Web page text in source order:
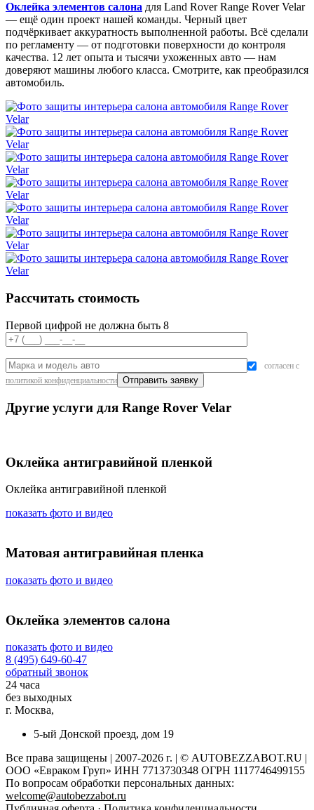
Оклейка элементов салона для Land Rover Range Rover Velar
— ещё один проект нашей команды. Черный цвет
подчёркивает аккуратность выполненной работы. Всё сделали
по регламенту — от подготовки поверхности до контроля
качества. 12 лет опыта и тысячи ухоженных авто — нам
доверяют машины любого класса. Смотрите, как преобразился
автомобиль.
Рассчитать стоимость
Первой цифрой не должна быть 8
согласен с
политикой конфиденциальности
Другие услуги для Range Rover Velar
Оклейка антигравийной пленкой
Оклейка антигравийной пленкой
показать фото и видео
Матовая антигравийная пленка
показать фото и видео
Оклейка элементов салона
показать фото и видео
8 (495) 649-60-47
обратный звонок
24 часа
без выходных
г. Москва,
5-ый Донской проезд, дом 19
Все права защищены | 2007-2026 г. | © AUTOBEZZABOT.RU |
ООО «Евраком Груп» ИНН 7713730348 ОГРН 1117746499155
По вопросам обработки персональных данных:
welcome@autobezzabot.ru